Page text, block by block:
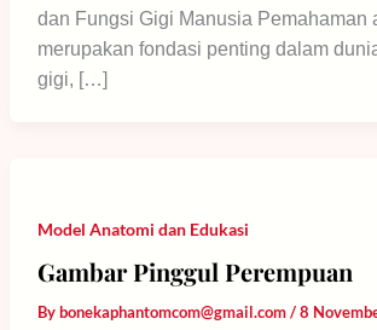
dan Fungsi Gigi Manusia Pemahaman
merupakan fondasi penting dalam
gigi, […]
Model Anatomi dan Edukasi
Gambar Pinggul Perempuan
Bybonekaphantomcom@gmail.com/8